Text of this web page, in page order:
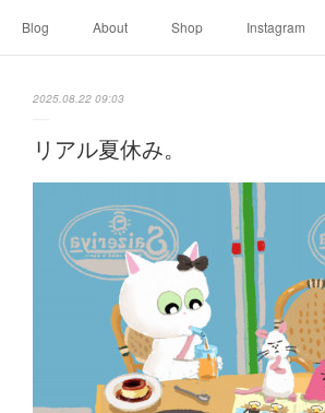
Blog About Shop Instagram
2025.08.22 09:03
リアル夏休み。